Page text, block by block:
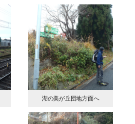
湖の美が丘団地方面へ